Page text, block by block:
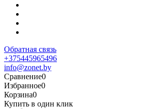
Обратная связь
+375445965496
info@zonet.by
Сравнение0
Избранное0
Корзина0
Купить в один клик